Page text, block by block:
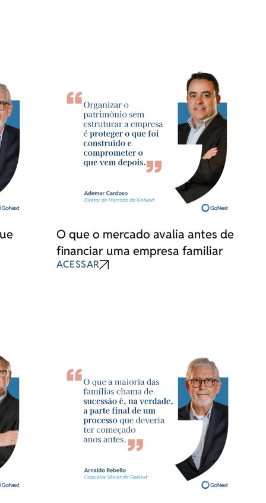
O que o mercado avalia antes de
financiar uma empresa familiar
ACESSAR